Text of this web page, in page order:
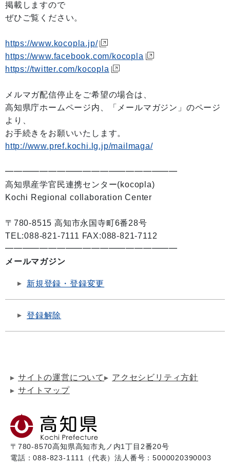
掲載しますので
ぜひご覧ください。
https://www.kocopla.jp/
https://www.facebook.com/kocopla
https://twitter.com/kocopla
メルマガ配信停止をご希望の場合は、
高知県庁ホームページ内、「メールマガジン」のページ
より、
お手続きをお願いいたします。
http://www.pref.kochi.lg.jp/mailmaga/
━━━━━━━━━━━━━━━━━━━━
高知県産学官民連携センター(kocopla)
Kochi Regional collaboration Center
〒780-8515 高知市永国寺町6番28号
TEL:088-821-7111 FAX:088-821-7112
━━━━━━━━━━━━━━━━━━━━
メールマガジン
新規登録・登録変更
登録解除
サイトの運営について
アクセシビリティ方針
サイトマップ
〒780-8570高知県高知市丸ノ内1丁目2番20号
電話：088-823-1111（代表）法人番号：5000020390003